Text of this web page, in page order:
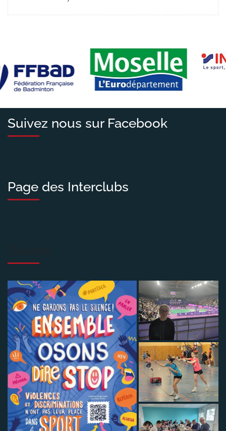
Suivez nous sur Facebook
Page des Interclubs